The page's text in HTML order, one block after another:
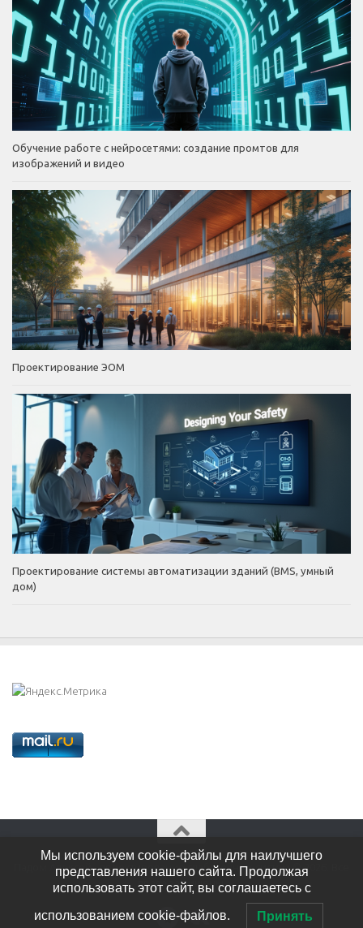
Обучение работе с нейросетями: создание промтов для
изображений и видео
Проектирование ЭОМ
Проектирование системы автоматизации зданий (BMS, умный
дом)
Падом Алексей - проектирование слаботочных систем © 2026. Все
права защищены.
Мы используем cookie-файлы для наилучшего
представления нашего сайта. Продолжая
использовать этот сайт, вы соглашаетесь с
использованием cookie-файлов. Принять